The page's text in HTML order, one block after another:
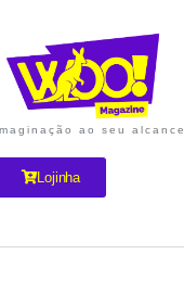
ao seu alcance
Lojinha